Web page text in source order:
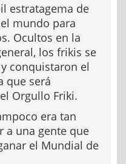
estratagema de
mundo para
Ocultos en la
los frikis se
conquistaron el
que será
Orgullo Friki.
era tan
a una gente que
el Mundial de